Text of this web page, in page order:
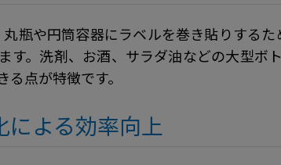
瓶や円筒容器にラベルを巻き貼りする
す。洗剤、お酒、サラダ油などの大型
点が特徴です。
による効率向上